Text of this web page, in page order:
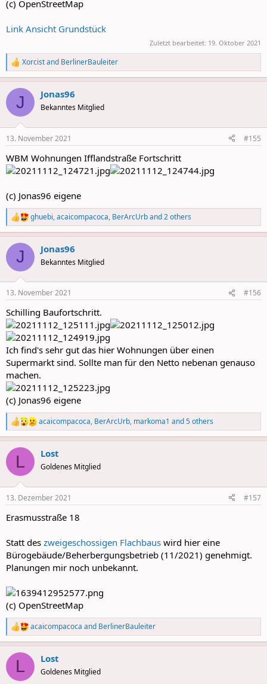
(c) OpenStreetMap
Link Ansicht Grundstück
Zuletzt bearbeitet: 19. Oktober 2021
R
e
a
c
i
s
Xorcistand BerlinerBauleiter
J Jonas96
Bekanntes Mitglied
13. November 2021 #155
WBM Wohnungen Ifflandstraße Fortschritt
(c) Jonas96 eigene
R
e
a
c
i
s
ghuebi,acaicompacoca, BerArcUrband 2 others
J Jonas96
Bekanntes Mitglied
13. November 2021 #156
Schilling Baufortschritt.
Ich find's sehr gut das hier Wohnungen über einen
Supermarkt sind. Sollte man für den Netto nebenan genauso
machen.
(c) Jonas96 eigene
R
e
a
c
i
s
acaicompacoca, BerArcUrb, markoma1 and 5 others
L Lost
Goldenes Mitglied
13. Dezember 2021 #157
Erasmusstraße 18
Statt des zweigeschossigen Flachbaus wird hier eine
Bürogebäude/Beherbergungsbetrieb (11/2021) genehmigt.
Planungen mir noch unbekannt.
(c) OpenStreetMap
R
e
a
c
i
acaicompacoca and BerlinerBauleiter
L Lost
Goldenes Mitglied